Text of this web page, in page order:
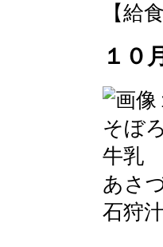
【給
１０
そぼ
牛乳
あさ
石狩